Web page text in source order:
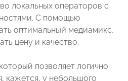
локальных операторов с
С помощью
оптимальный медиамикс,
цену и качество.
позволяет логично
кажется, у небольшого